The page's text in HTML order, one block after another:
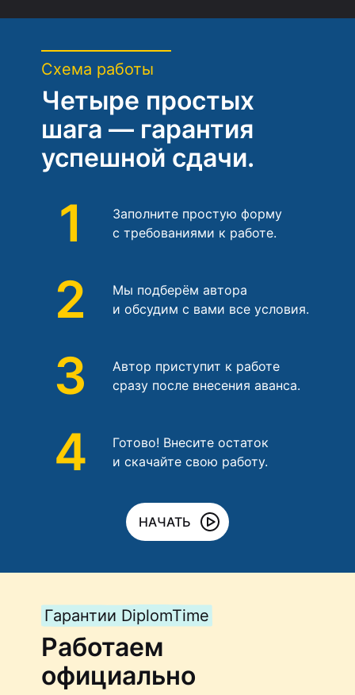
Схема работы
Четыре простых
шага — гарантия
успешной сдачи.
1
Заполните простую форму
с требованиями к работе.
2
Мы подберём автора
и обсудим с вами все условия.
3
Автор приступит к работе
сразу после внесения аванса.
4
Готово! Внесите остаток
и скачайте свою работу.
НАЧАТЬ
Гарантии DiplomTime
Работаем
официально